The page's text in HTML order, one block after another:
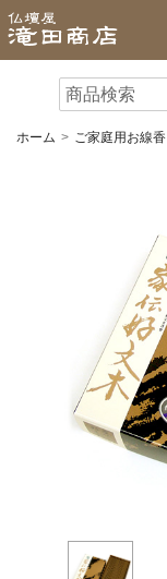
ホーム ご家庭用お線香